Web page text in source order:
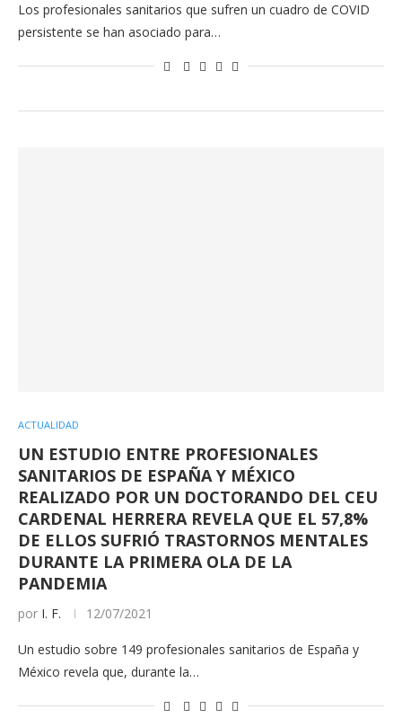
Los profesionales sanitarios que sufren un cuadro de COVID
persistente se han asociado para…
ACTUALIDAD
UN ESTUDIO ENTRE PROFESIONALES
SANITARIOS DE ESPAÑA Y MÉXICO
REALIZADO POR UN DOCTORANDO DEL CEU
CARDENAL HERRERA REVELA QUE EL 57,8%
DE ELLOS SUFRIÓ TRASTORNOS MENTALES
DURANTE LA PRIMERA OLA DE LA
PANDEMIA
por I. F. 12/07/2021
Un estudio sobre 149 profesionales sanitarios de España y
México revela que, durante la…